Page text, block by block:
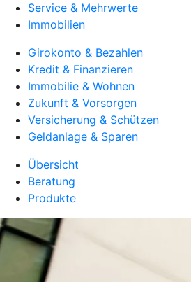
Service & Mehrwerte
Immobilien
Girokonto & Bezahlen
Kredit & Finanzieren
Immobilie & Wohnen
Zukunft & Vorsorgen
Versicherung & Schützen
Geldanlage & Sparen
Übersicht
Beratung
Produkte